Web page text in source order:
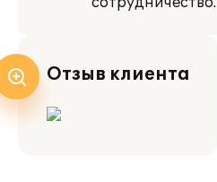
Отзыв клиента